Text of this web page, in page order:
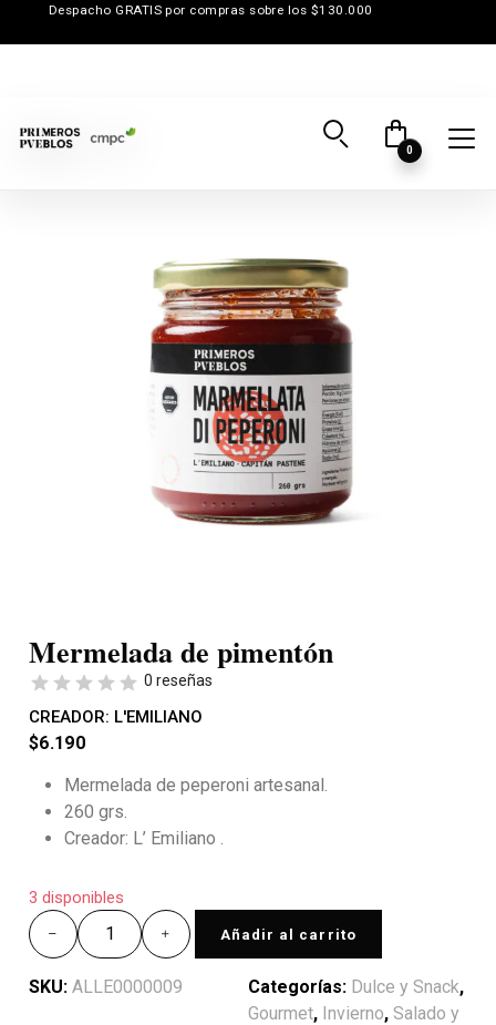
Despacho GRATIS por compras sobre los $130.000
0
Mermelada de pimentón
0 reseñas
CREADOR: L'EMILIANO
$6.190
Mermelada de peperoni artesanal.
260 grs.
Creador: L’ Emiliano .
3 disponibles
Añadir al carrito
SKU: ALLE0000009 Categorías: Dulce y Snack,
Gourmet, Invierno, Salado y